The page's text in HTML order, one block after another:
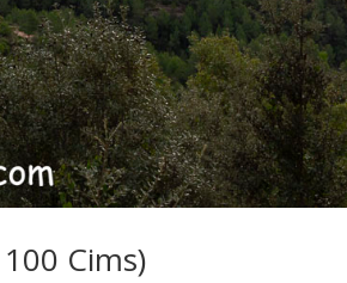
Cims)